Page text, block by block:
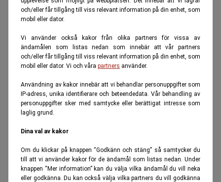
och/eller får tillgång till viss relevant information på din enhet, som
mobil eller dator.
Vi använder också kakor från olika partners för vissa av
ändamålen som listas nedan som innebär att vår partners
och/eller får tillgång till viss relevant information på din enhet, som
mobil eller dator. Vi och våra partners använder.
Användning av kakor innebär att vi behandlar personuppgifter som
IP-adress, unika identifierare och beteendedata. Vår behandling av
personuppgifter sker med samtycke eller berättigat intresse som
laglig grund.
Dina val av kakor
Om du klickar på knappen “Godkänn och stäng” så samtycker du
till att vi använder kakor för de ändamål som listas nedan. Under
knappen “Mer information” kan du välja vilka ändamål du vill neka
eller godkänna. Du kan också välja vilka partners du vill godkänna